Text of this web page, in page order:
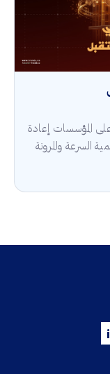
المؤسسات إعادة
السرعة والمرونة